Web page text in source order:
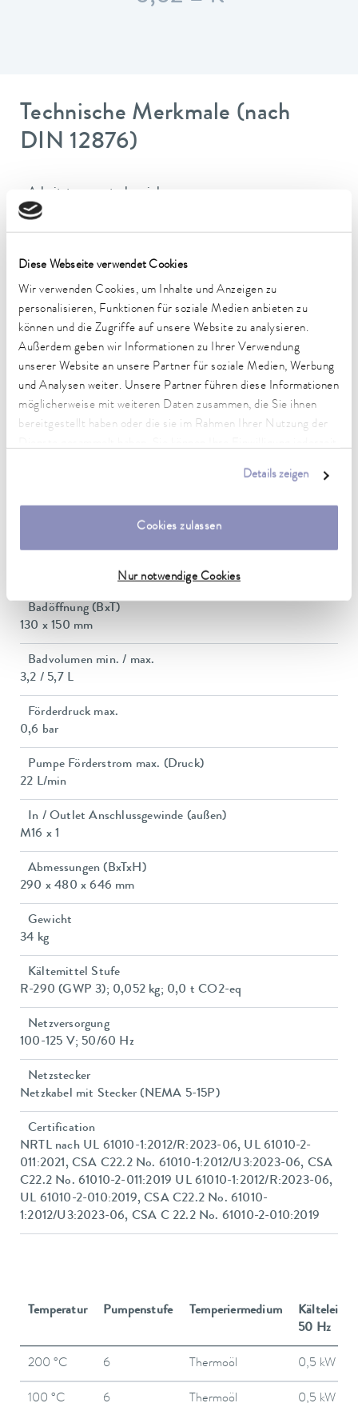
Diese Webseite verwendet Cookies
Wir verwenden Cookies, um Inhalte und Anzeigen zu
personalisieren, Funktionen für soziale Medien anbieten zu
können und die Zugriffe auf unsere Website zu analysieren.
Außerdem geben wir Informationen zu Ihrer Verwendung
unserer Website an unsere Partner für soziale Medien, Werbung
und Analysen weiter. Unsere Partner führen diese Informationen
möglicherweise mit weiteren Daten zusammen, die Sie ihnen
bereitgestellt haben oder die sie im Rahmen Ihrer Nutzung der
Details zeigen
Cookies zulassen
Nur notwendige Cookies
Technische Merkmale (nach
DIN 12876)
Arbeitstemperaturbereich
-35 ... 200 °C
-35 ... 200 °C
Umgebungstemperaturbereich
5 ... 40 °C
Temperaturkonstanz
0,02 ± K
Heating_range
1.1 ... 1.5 kW
Leistungsaufnahme max.
Leistungsaufnahme
130 x 150 x 160 mm
Badöffnung (BxT)
130 x 150 mm
Badvolumen min. / max.
3,2 / 5,7 L
Förderdruck max.
0,6 bar
Pumpe Förderstrom max. (Druck)
22 L/min
In / Outlet Anschlussgewinde (außen)
M16 x 1
Abmessungen (BxTxH)
290 x 480 x 646 mm
Gewicht
34 kg
Kältemittel Stufe
R-290 (GWP 3); 0,052 kg; 0,0 t CO2-eq
Netzversorgung
100-125 V; 50/60 Hz
Netzstecker
Netzkabel mit Stecker (NEMA 5-15P)
Certification
NRTL nach UL 61010-1:2012/R:2023-06, UL 61010-2-
011:2021, CSA C22.2 No. 61010-1:2012/U3:2023-06, CSA
C22.2 No. 61010-2-011:2019 UL 61010-1:2012/R:2023-06,
UL 61010-2-010:2019, CSA C22.2 No. 61010-
1:2012/U3:2023-06, CSA C 22.2 No. 61010-2-010:2019
Temperatur Pumpenstufe Temperiermedium
50 Hz
200 °C 6 Thermoöl 0,5 kW
100 °C 6 Thermoöl 0,5 kW